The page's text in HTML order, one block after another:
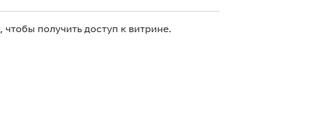
, чтобы получить доступ к витрине.